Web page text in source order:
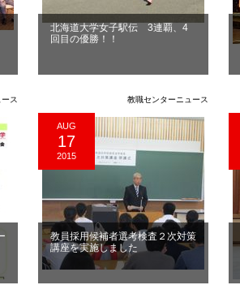
北海道大学女子駅伝 3連覇、4
回目の優勝！！
ス 教職センターニュース
AUG
17
2015
教員採用候補者選考検査２次対策
講座を実施しました